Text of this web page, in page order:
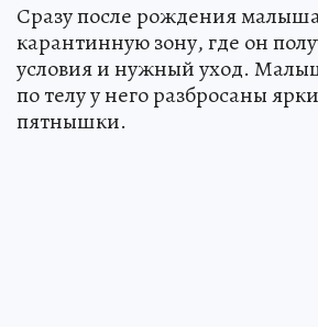
Сразу после рождения
карантинную зону, где он
условия и нужный уход.
по телу у него разбросаны
пятнышки.